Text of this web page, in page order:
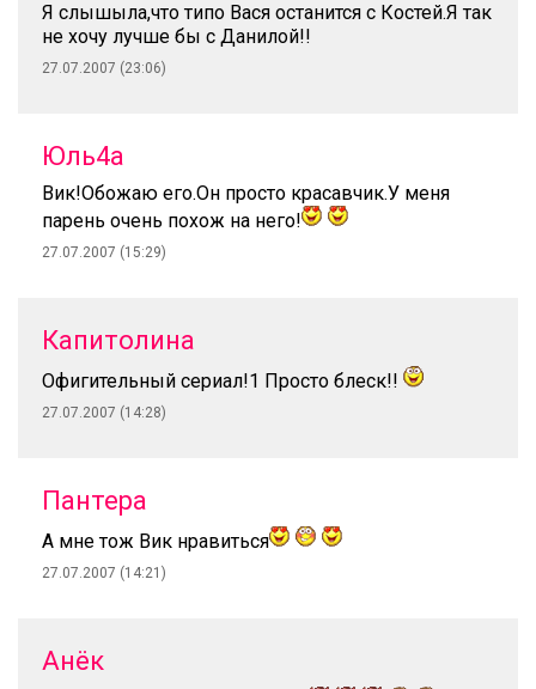
Я слышыла,что типо Вася останится с Костей.Я так
не хочу лучше бы с Данилой!!
27.07.2007 (23:06)
Юль4а
Вик!Обожаю его.Он просто красавчик.У меня
парень очень похож на него!
27.07.2007 (15:29)
Капитолина
Офигительный сериал!1 Просто блеск!!
27.07.2007 (14:28)
Пантера
А мне тож Вик нравиться
27.07.2007 (14:21)
Анёк